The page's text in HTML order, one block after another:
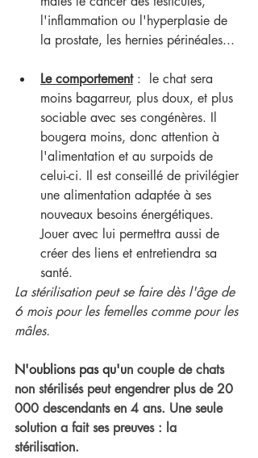
l'inflammation ou l'hyperplasie de
la prostate, les hernies périnéales...
Le comportement :  le chat sera
moins bagarreur, plus doux, et plus
sociable avec ses congénères. Il
bougera moins, donc attention à
l'alimentation et au surpoids de
celui-ci. Il est conseillé de privilégier
une alimentation adaptée à ses
nouveaux besoins énergétiques.
Jouer avec lui permettra aussi de
créer des liens et entretiendra sa
santé.
La stérilisation peut se faire dès l'âge de
6 mois pour les femelles comme pour les
mâles.
N'oublions pas qu'un couple de chats
non stérilisés peut engendrer plus de 20
000 descendants en 4 ans. Une seule
solution a fait ses preuves : la
stérilisation.